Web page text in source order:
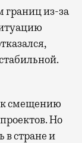
границ из-за
к смещению
Но
в стране и